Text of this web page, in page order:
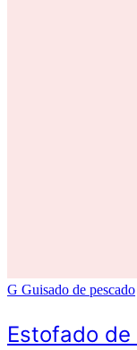
G Guisado de pescado
Estofado